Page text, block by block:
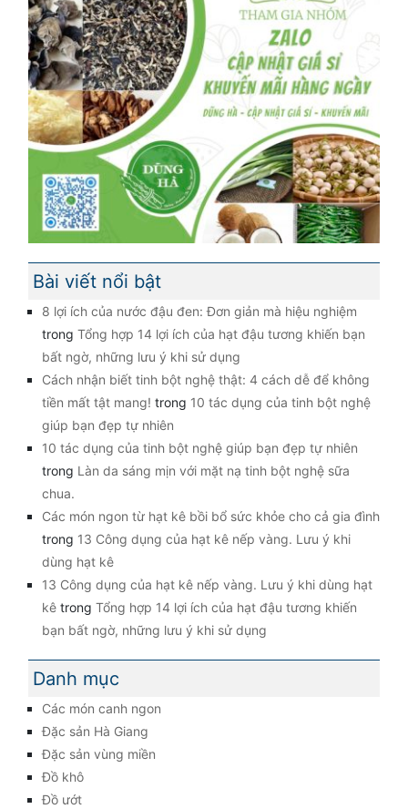
Bài viết nổi bật
8 lợi ích của nước đậu đen: Đơn giản mà hiệu nghiệm
trong Tổng hợp 14 lợi ích của hạt đậu tương khiến bạn
bất ngờ, những lưu ý khi sử dụng
Cách nhận biết tinh bột nghệ thật: 4 cách dễ để không
tiền mất tật mang! trong 10 tác dụng của tinh bột nghệ
giúp bạn đẹp tự nhiên
10 tác dụng của tinh bột nghệ giúp bạn đẹp tự nhiên
trong Làn da sáng mịn với mặt nạ tinh bột nghệ sữa
chua.
Các món ngon từ hạt kê bồi bổ sức khỏe cho cả gia đình
trong 13 Công dụng của hạt kê nếp vàng. Lưu ý khi
dùng hạt kê
13 Công dụng của hạt kê nếp vàng. Lưu ý khi dùng hạt
kê trong Tổng hợp 14 lợi ích của hạt đậu tương khiến
bạn bất ngờ, những lưu ý khi sử dụng
Danh mục
Các món canh ngon
Đặc sản Hà Giang
Đặc sản vùng miền
Đồ khô
Đồ ướt